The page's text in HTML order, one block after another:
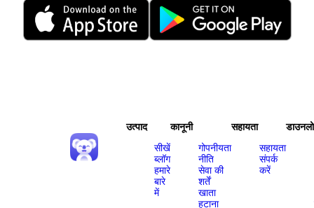
उत्पाद
सीखें
ब्लॉग
हमारे
बारे
में
कानूनी
गोपनीयता
नीति
सेवा की
शर्तें
खाता
हटाना
सहायता
सहायता
संपर्क
करें